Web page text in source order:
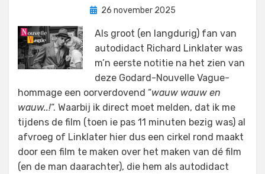
doorFilmofiel.nl
Geplaatst
26 november 2025
Als groot (en langdurig) fan van
autodidact Richard Linklater was
m’n eerste notitie na het zien van
deze Godard-Nouvelle Vague-
hommage een oorverdovend “wauw wauw en
wauw..!“. Waarbij ik direct moet melden, dat ik me
tijdens de film (toen ie pas 11 minuten bezig was) al
afvroeg of Linklater hier dus een cirkel rond maakt
door een film te maken over het maken van dé film
(en de man daarachter), die hem als autodidact